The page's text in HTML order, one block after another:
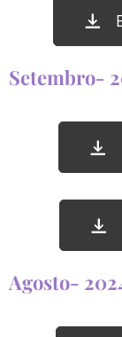
Setembro-
Agosto-